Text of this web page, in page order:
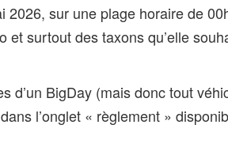
2026, sur une plage horaire de
surtout des taxons qu’elle
d’un BigDay (mais donc tout
l’onglet « règlement »